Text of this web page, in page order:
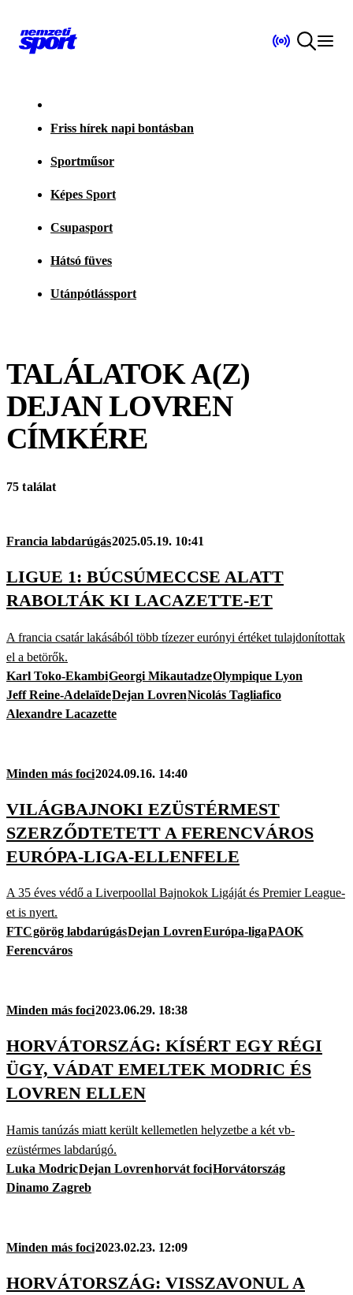
Friss hírek napi bontásban
Sportműsor
Képes Sport
Csupasport
Hátsó füves
Utánpótlássport
TALÁLATOK A(Z)
DEJAN LOVREN
CÍMKÉRE
75 találat
Francia labdarúgás2025.05.19. 10:41
LIGUE 1: BÚCSÚMECCSE ALATT
RABOLTÁK KI LACAZETTE-ET
A francia csatár lakásából több tízezer eurónyi értéket tulajdonítottak
el a betörők.
Karl Toko-EkambiGeorgi MikautadzeOlympique Lyon
Jeff Reine-AdelaïdeDejan LovrenNicolás Tagliafico
Alexandre Lacazette
Minden más foci2024.09.16. 14:40
VILÁGBAJNOKI EZÜSTÉRMEST
SZERZŐDTETETT A FERENCVÁROS
EURÓPA-LIGA-ELLENFELE
A 35 éves védő a Liverpoollal Bajnokok Ligáját és Premier League-
et is nyert.
FTCgörög labdarúgásDejan LovrenEurópa-ligaPAOK
Ferencváros
Minden más foci2023.06.29. 18:38
HORVÁTORSZÁG: KÍSÉRT EGY RÉGI
ÜGY, VÁDAT EMELTEK MODRIC ÉS
LOVREN ELLEN
Hamis tanúzás miatt került kellemetlen helyzetbe a két vb-
ezüstérmes labdarúgó.
Luka ModricDejan Lovrenhorvát fociHorvátország
Dinamo Zagreb
Minden más foci2023.02.23. 12:09
HORVÁTORSZÁG: VISSZAVONUL A